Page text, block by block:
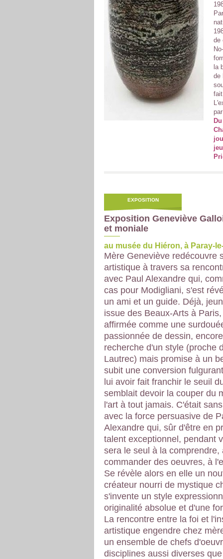
de
la
de
EXPOSITION
Exposition Geneviève
et moniale
au musée du Hiéron, à Paray-
Mère Geneviève redécouvre
artistique à travers sa
avec Paul Alexandre qui,
cas pour Modigliani, s'est
un ami et un guide. Déjà,
issue des Beaux-Arts à
affirmée comme une
passionnée de dessin,
recherche d'un style (proche
Lautrec) mais promise à un
subit une conversion
lui avoir fait franchir le seuil
semblait devoir la couper du
l'art à tout jamais. C'était
avec la force persuasive de
Alexandre qui, sûr d'être en
talent exceptionnel, pendant
sera le seul à la comprendre,
commander des oeuvres, à
Se révèle alors en elle un
créateur nourri de mystique
s'invente un style
originalité absolue et d'une
La rencontre entre la foi et
artistique engendre chez
un ensemble de chefs
disciplines aussi diverses